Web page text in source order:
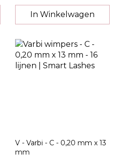
In Winkelwagen
V - Varbi - C - 0,20 mm x 13
mm